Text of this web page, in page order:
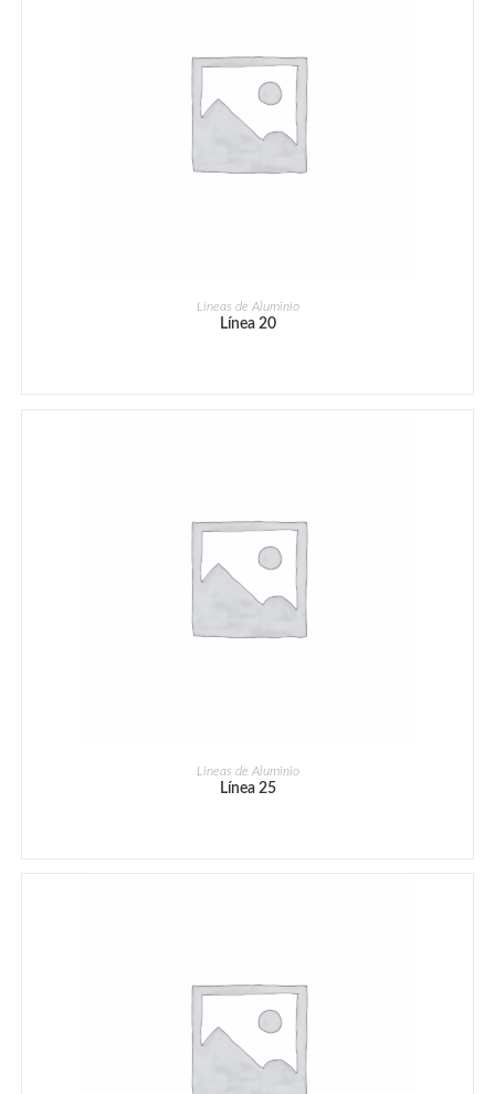
Lineas de Aluminio
Línea 20
Lineas de Aluminio
Línea 25